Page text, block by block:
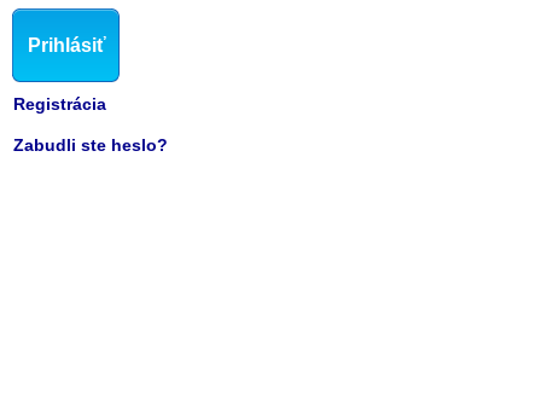
Prihlásiť
Registrácia
Zabudli ste heslo?